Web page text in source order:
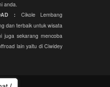
anda.
: Cikole Lembang
dan terbaik untuk wisata
juga sekarang mencoba
lain yaitu di Ciwidey